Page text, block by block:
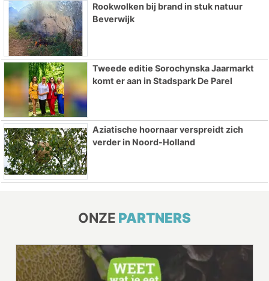
Rookwolken bij brand in stuk natuur
Beverwijk
Tweede editie Sorochynska Jaarmarkt
komt er aan in Stadspark De Parel
Aziatische hoornaar verspreidt zich
verder in Noord-Holland
ONZE PARTNERS